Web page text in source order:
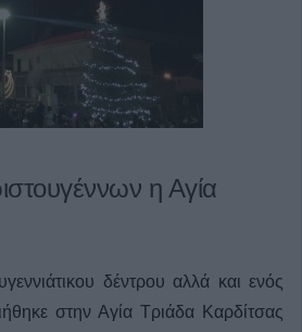
η Αγία
δέντρου αλλά και ενός
στην Αγία Τριάδα Καρδίτσας